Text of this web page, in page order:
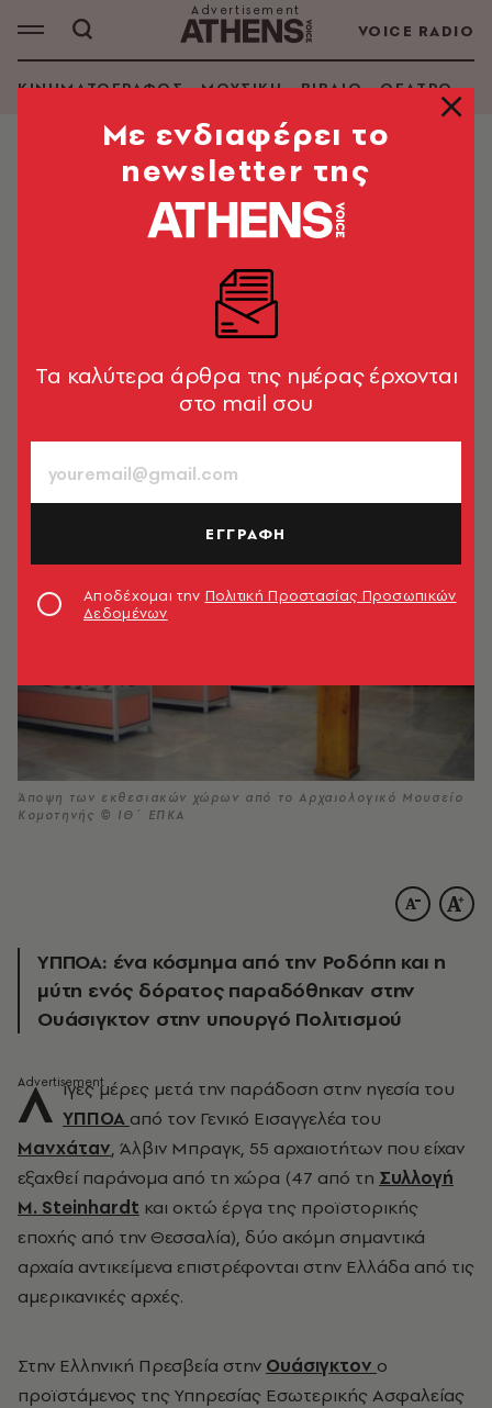
VOICE RADIO
ΚΙΝΗΜΑΤΟΓΡΑΦΟΣ ΜΟΥΣΙΚΗ ΒΙΒΛΙΟ ΘΕΑΤΡΟ -
Δύο ακόμα αρχαιότητες
επιστρέφουν στην Ελλάδα από τις
Πρόκειται για ένα χρυσό κόσμημα που είχε κλαπεί από
αργυρή επιδορατίδα
Άποψη των εκθεσιακών χώρων από το Αρχαιολογικό Μουσείο
Κομοτηνής © ΙΘ΄ ΕΠΚΑ
ΥΠΠΟΑ: ένα κόσμημα από την Ροδόπη και η
μύτη ενός δόρατος παραδόθηκαν στην
Ουάσιγκτον στην υπουργό Πολιτισμού
Λ ίγες μέρες μετά την παράδοση στην ηγεσία του
ΥΠΠΟΑ από τον Γενικό Εισαγγελέα του
Μανχάταν, Άλβιν Μπραγκ, 55 αρχαιοτήτων που είχαν
εξαχθεί παράνομα από τη χώρα (47 από τη Συλλογή
M. Steinhardt και οκτώ έργα της προϊστορικής
εποχής από την Θεσσαλία), δύο ακόμη σημαντικά
αρχαία αντικείμενα επιστρέφονται στην Ελλάδα από τις
αμερικανικές αρχές.
Στην Ελληνική Πρεσβεία στην Ουάσιγκτον ο
προϊστάμενος της Υπηρεσίας Εσωτερικής Ασφαλείας
Mε ενδιαφέρει το
newsletter της
Tα καλύτερα άρθρα της ημέρας έρχονται
στο mail σου
ΕΓΓΡΑΦΗ
Αποδέχομαι την Πολιτική Προστασίας Προσωπικών
Δεδομένων